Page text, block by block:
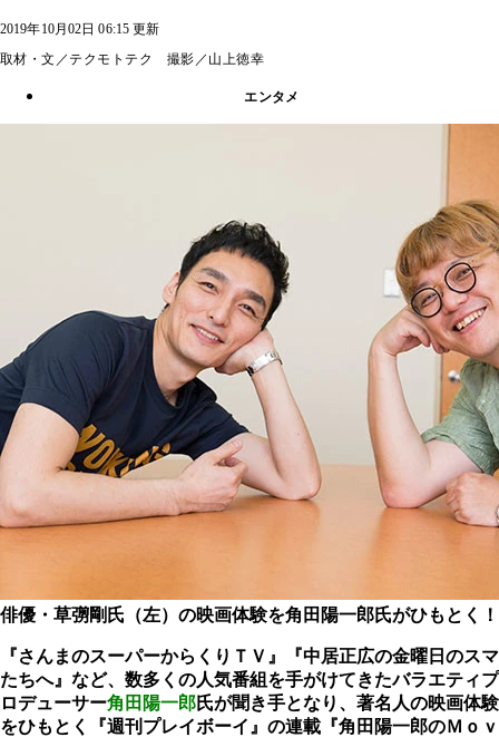
2019年10月02日 06:15 更新
取材・文／テクモトテク 撮影／山上徳幸
エンタメ
俳優・草彅剛氏（左）の映画体験を角田陽一郎氏がひもとく！
『さんまのスーパーからくりＴＶ』『中居正広の金曜日のスマ
たちへ』など、数多くの人気番組を手がけてきたバラエティプ
ロデューサー角田陽一郎氏が聞き手となり、著名人の映画体験
をひもとく『週刊プレイボーイ』の連載『角田陽一郎のＭｏｖ